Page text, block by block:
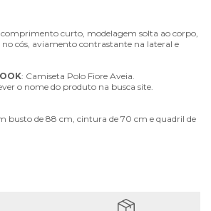
curto, modelagem solta ao corpo,
no cós, aviamento contrastante na lateral e
: Camiseta Polo Fiore Aveia.
o nome do produto na busca site.
busto de 88 cm, cintura de 70 cm e quadril de